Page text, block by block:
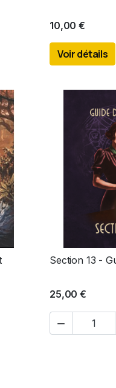
au panier
10,00 €
Voir détails
au panier

Section 13 -
25,00 €
